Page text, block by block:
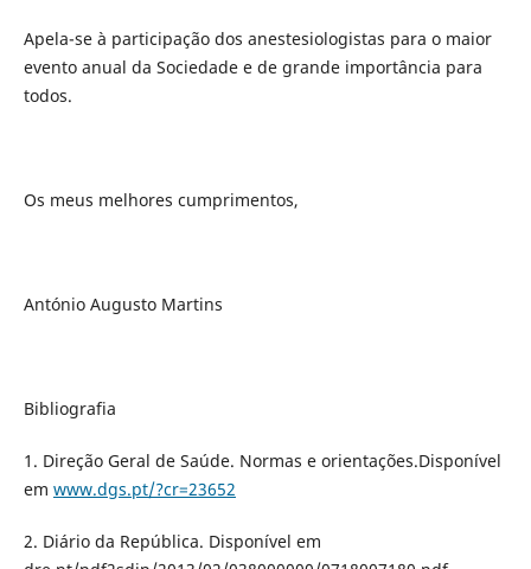
Apela-se à participação dos anestesiologistas para o maior
evento anual da Sociedade e de grande importância para
todos.
Os meus melhores cumprimentos,
António Augusto Martins
Bibliografia
1. Direção Geral de Saúde. Normas e orientações.Disponível
em www.dgs.pt/?cr=23652
2. Diário da República. Disponível em